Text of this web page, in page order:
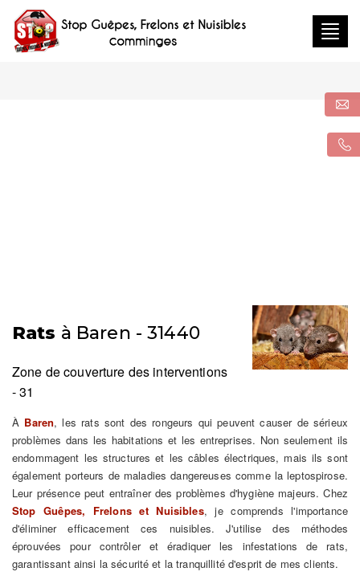
Rats à Baren - 31440
Zone de couverture des interventions
- 31
À Baren, les rats sont des rongeurs qui peuvent causer de sérieux
problèmes dans les habitations et les entreprises. Non seulement ils
endommagent les structures et les câbles électriques, mais ils sont
également porteurs de maladies dangereuses comme la leptospirose.
Leur présence peut entraîner des problèmes d'hygiène majeurs. Chez
Stop Guêpes, Frelons et Nuisibles, je comprends l'importance
d'éliminer efficacement ces nuisibles. J'utilise des méthodes
éprouvées pour contrôler et éradiquer les infestations de rats,
garantissant ainsi la sécurité et la tranquillité d'esprit de mes clients.